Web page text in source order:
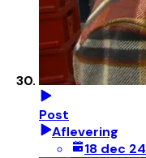
Post
Aflevering
18 dec 24